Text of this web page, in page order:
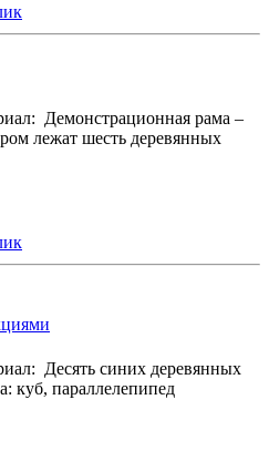
Демонстрационная рама –
лежат шесть деревянных
Десять синих деревянных
куб, параллелепипед